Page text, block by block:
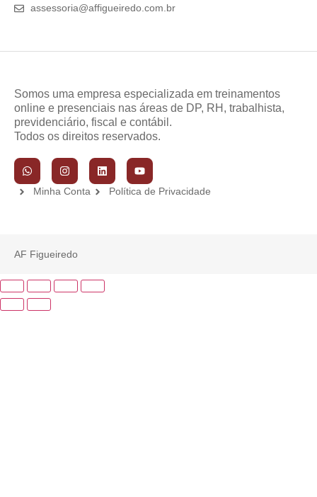
assessoria@affigueiredo.com.br
Somos uma empresa especializada em treinamentos
online e presenciais nas áreas de DP, RH, trabalhista,
previdenciário, fiscal e contábil.
Todos os direitos reservados.
Minha Conta Política de Privacidade
AF Figueiredo